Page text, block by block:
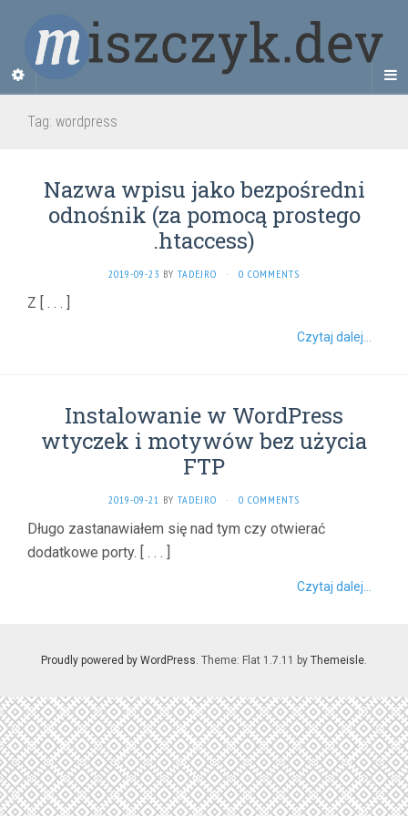
Tag: wordpress
Nazwa wpisu jako bezpośredni
odnośnik (za pomocą prostego
.htaccess)
2019-09-23 BY TADEJRO · 0 COMMENTS
Z [ . . . ]
Czytaj dalej...
Instalowanie w WordPress
wtyczek i motywów bez użycia
FTP
2019-09-21 BY TADEJRO · 0 COMMENTS
Długo zastanawiałem się nad tym czy otwierać
dodatkowe porty. [ . . . ]
Czytaj dalej...
Proudly powered by WordPress . Theme: Flat 1.7.11 by Themeisle